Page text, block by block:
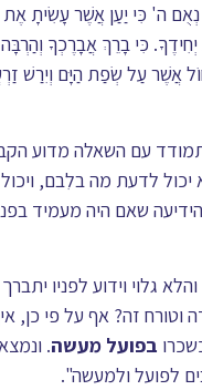
נְאֻם ה' כִּי יַעַן אֲשֶׁר עָשִׂיתָ
כִּי בָרֵךְ אֲבָרֶכְךָ
אֲשֶׁר עַל שְׂפַת הַיָּם וְיִרַשׁ
עם השאלה מדוע
יכול לדעת מה בלִבם,
שאם היה מעמיד
גלוי וידוע לפניו
וטורח זה? אף על פי כן,
בפועל מעשה.
לפועל ולמעשה".